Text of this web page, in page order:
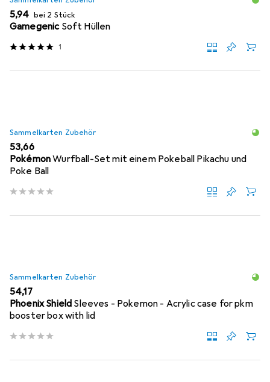
EUR
5,94 bei 2 Stück
Gamegenic Soft Hüllen
1
Sammelkarten Zubehör
EUR
53,66
PokémonWurfball-Set mit einem Pokeball Pikachu und
Poke Ball
Sammelkarten Zubehör
EUR
54,17
Phoenix Shield Sleeves - Pokemon - Acrylic case for pkm
booster box with lid